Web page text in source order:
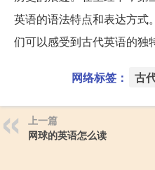
英语的语法特点和表达方式
们可以感受到古代英语的独
网络标签： 古
上一篇
网球的英语怎么读